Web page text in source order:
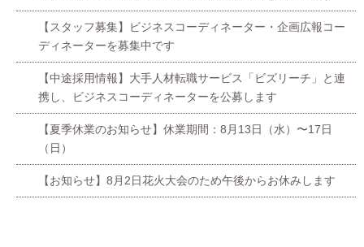
【スタッフ募集】ビジネスコーディネーター・企画広報コー
ディネーターを募集中です
【中途採用情報】大手人材転職サービス「ビズリーチ」と連
携し、ビジネスコーディネーターを公募します
【夏季休業のお知らせ】休業期間：8月13日（水）〜17日
（日）
【お知らせ】8月2日花火大会のため午後からお休みします